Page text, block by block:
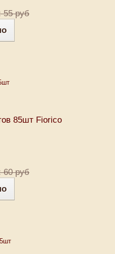
55 руб
85шт Fiorico
60 руб